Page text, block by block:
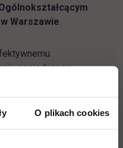
O plikach cookies
Warszawie.
posiadanego
rozwojowi obu
Uczelni dr